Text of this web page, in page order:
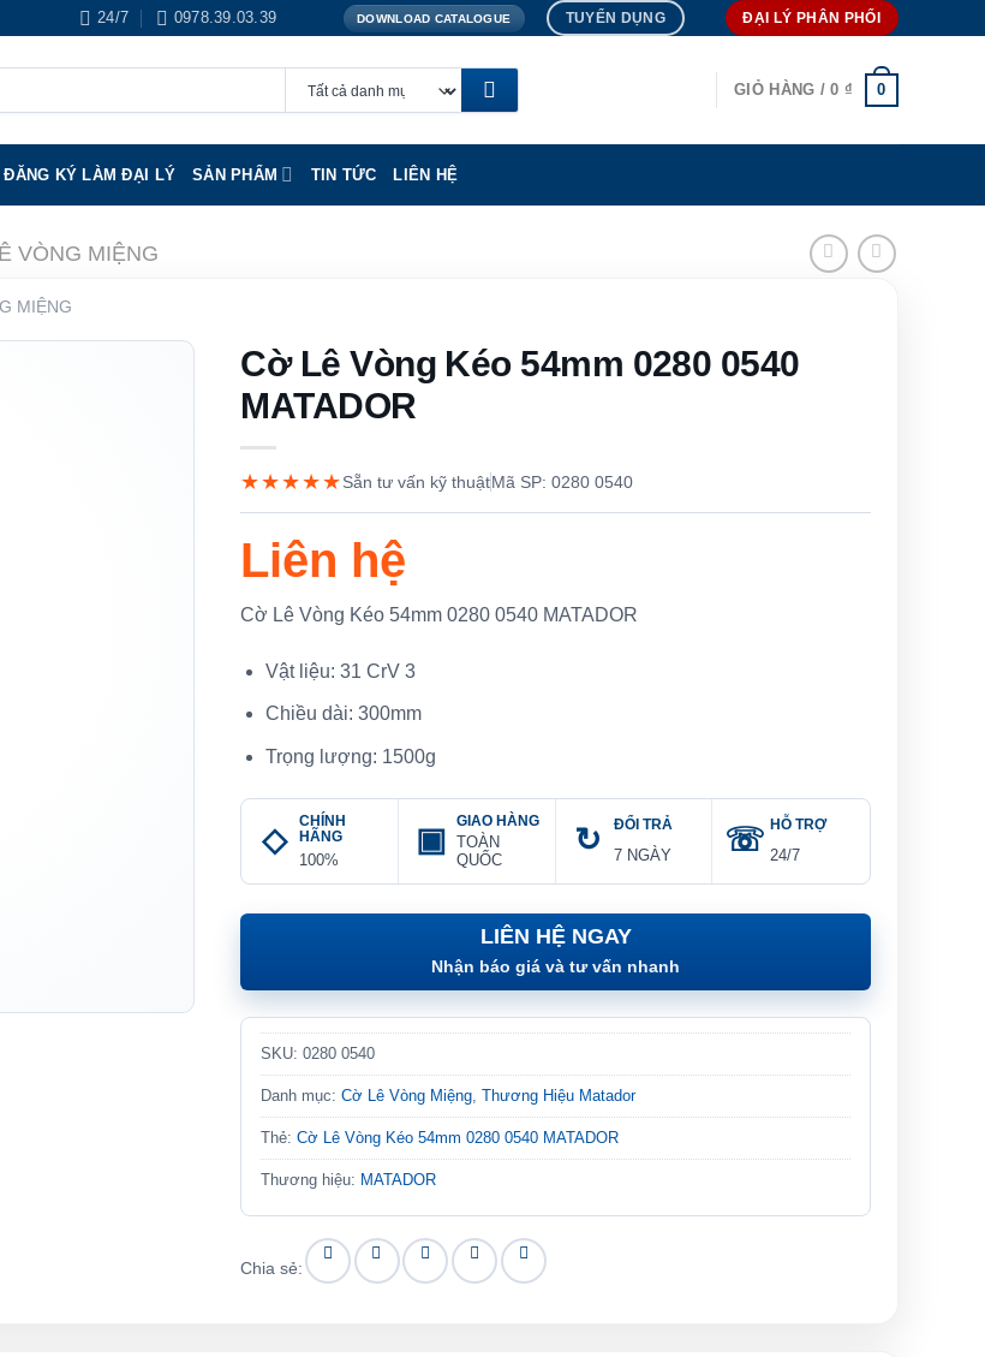
24/7 0978.39.03.39 DOWNLOAD CATALOGUE TUYỂN DỤNG ĐẠI LÝ PHÂN PHỐI
GIỎ HÀNG /0 ₫ 0
ĐĂNG KÝ LÀM ĐẠI LÝ SẢN PHẨM TIN TỨC LIÊN HỆ
VÒNG MIỆNG
MIỆNG
Cờ Lê Vòng Kéo 54mm 0280 0540
MATADOR
★★★★★Sẵn tư vấn kỹ thuậtMã SP: 0280 0540
Liên hệ
Cờ Lê Vòng Kéo 54mm 0280 0540 MATADOR
Vật liệu: 31 CrV 3
Chiều dài: 300mm
Trọng lượng: 1500g
CHÍNH
HÃNG
100%
GIAO HÀNG
TOÀN
QUỐC
ĐỔI TRẢ
7 NGÀY
HỖ TRỢ
24/7
LIÊN HỆ NGAY
Nhận báo giá và tư vấn nhanh
SKU:0280 0540
Danh mục:Cờ Lê Vòng Miệng ,Thương Hiệu Matador
Thẻ:Cờ Lê Vòng Kéo 54mm 0280 0540 MATADOR
Thương hiệu: MATADOR
Chia sẻ: